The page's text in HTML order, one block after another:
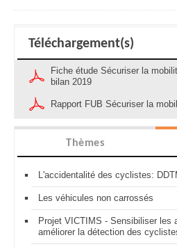
Téléchargement(s)
Fiche étude Sécuriser la
bilan 2019
Rapport FUB Sécuriser la
Thèmes
L'accidentalité des cyclistes:
Les véhicules non carrossés
Projet VICTIMS - Sensibiliser les
améliorer la détection des